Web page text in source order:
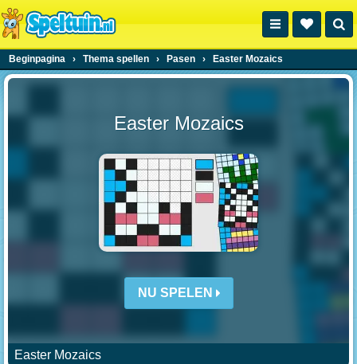
Beginpagina › Thema spellen › Pasen › Easter Mozaics
Easter Mozaics
NU SPELEN
Easter Mozaics